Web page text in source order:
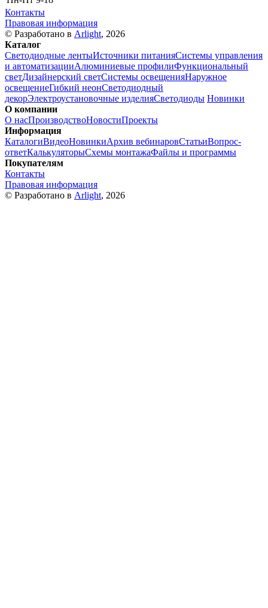
Контакты
Правовая информация
© Разработано в Arlight, 2026
Каталог
Светодиодные лентыИсточники питанияСистемы управления
и автоматизацииАлюминиевые профилиФункциональный
светДизайнерский светСистемы освещенияНаружное
освещениеГибкий неонСветодиодный
декорЭлектроустановочные изделияСветодиоды Новинки
О компании
О насПроизводствоНовостиПроекты
Информация
КаталогиВидеоНовинкиАрхив вебинаровСтатьиВопрос-
ответКалькуляторыСхемы монтажаФайлы и программы
Покупателям
Контакты
Правовая информация
© Разработано в Arlight, 2026